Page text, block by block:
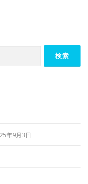
年9月3日